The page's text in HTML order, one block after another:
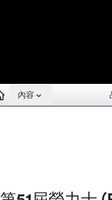
Open contents menu
內容